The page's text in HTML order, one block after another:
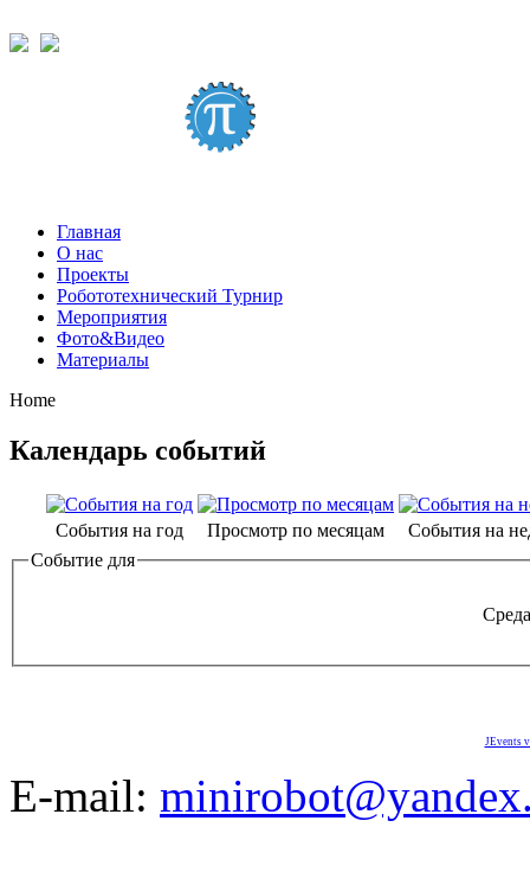
Главная
О нас
Проекты
Робототехнический Турнир
Мероприятия
Фото&Видео
Материалы
Home
Календарь событий
События на год Просмотр по месяцам
События на
Событие для
JEvents
E-mail: